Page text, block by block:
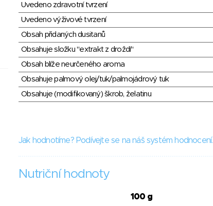
Uvedeno zdravotní tvrzení
Uvedeno výživové tvrzení
Obsah přidaných dusitanů
Obsahuje složku "extrakt z droždí"
Obsah blíže neurčeného aroma
Obsahuje palmový olej/tuk/palmojádrový tuk
Obsahuje (modifikovaný) škrob, želatinu
Jak hodnotíme? Podívejte se na náš systém hodnocení.
Nutriční hodnoty
100 g